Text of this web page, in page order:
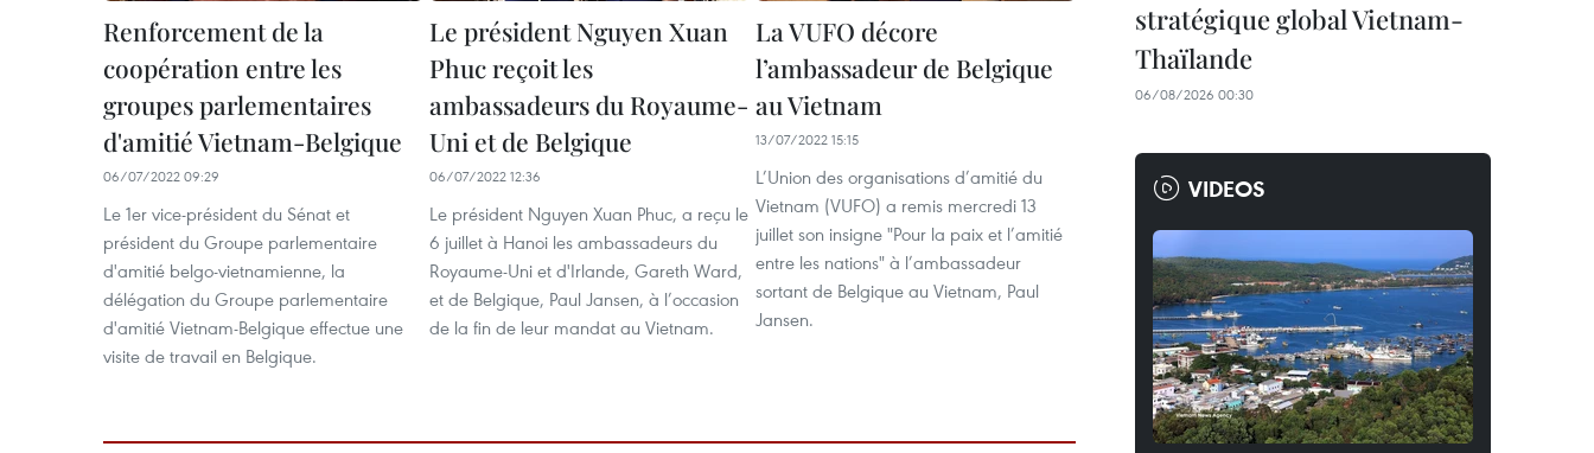
Renforcement de la
coopération entre les
groupes parlementaires
d'amitié Vietnam-Belgique
06/07/2022 09:29
Le 1er vice-président du Sénat et
président du Groupe parlementaire
d'amitié belgo-vietnamienne, la
délégation du Groupe parlementaire
d'amitié Vietnam-Belgique effectue une
visite de travail en Belgique.
Le président Nguyen Xuan
Phuc reçoit les
ambassadeurs du Royaume-
Uni et de Belgique
06/07/2022 12:36
Le président Nguyen Xuan Phuc, a reçu le
6 juillet à Hanoi les ambassadeurs du
Royaume-Uni et d'Irlande, Gareth Ward,
et de Belgique, Paul Jansen, à l’occasion
de la fin de leur mandat au Vietnam.
La VUFO décore
l’ambassadeur de Belgique
au Vietnam
13/07/2022 15:15
L’Union des organisations d’amitié du
Vietnam (VUFO) a remis mercredi 13
juillet son insigne "Pour la paix et l’amitié
entre les nations" à l’ambassadeur
sortant de Belgique au Vietnam, Paul
Jansen.
stratégique global Vietnam-
Thaïlande
06/08/2026 00:30
VIDEOS